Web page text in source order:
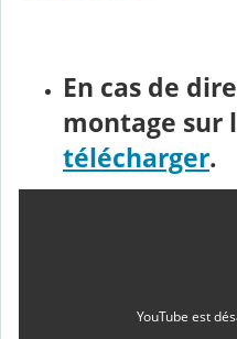
En cas de
montage sur
télécharger.
YouTube est